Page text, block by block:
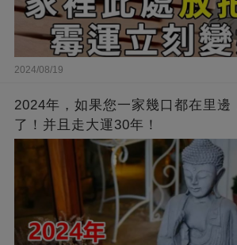
2024/08/19
2024年，如果您一家幾口都在里邊
了！并且走大運30年！